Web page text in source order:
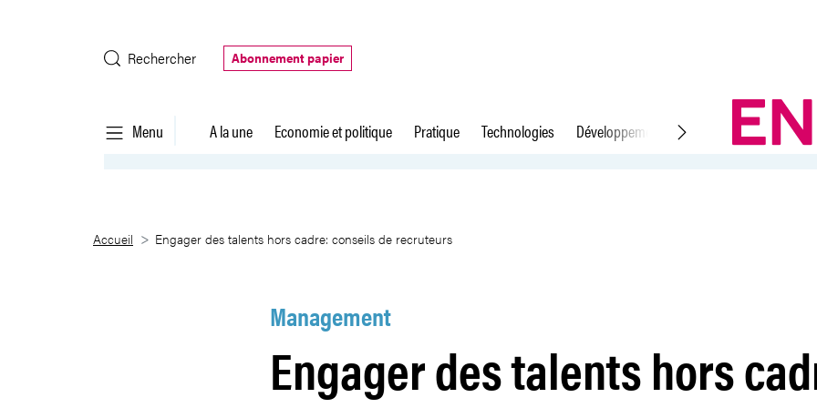
Rechercher
Abonnement papier
Menu A la une Economie et politique Pratique Technologies Développement durable Droit du travail
Engager des talents hors cadre: conseils de recruteurs
Accueil Engager des talents hors cadre: conseils de recruteurs
Management
Engager des talents hors